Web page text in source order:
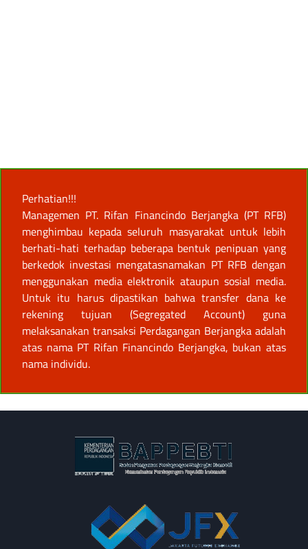
Perhatian!!!
Managemen PT. Rifan Financindo Berjangka (PT RFB)
menghimbau kepada seluruh masyarakat untuk lebih
berhati-hati terhadap beberapa bentuk penipuan yang
berkedok investasi mengatasnamakan PT RFB dengan
menggunakan media elektronik ataupun sosial media.
Untuk itu harus dipastikan bahwa transfer dana ke
rekening tujuan (Segregated Account) guna
melaksanakan transaksi Perdagangan Berjangka adalah
atas nama PT Rifan Financindo Berjangka, bukan atas
nama individu.